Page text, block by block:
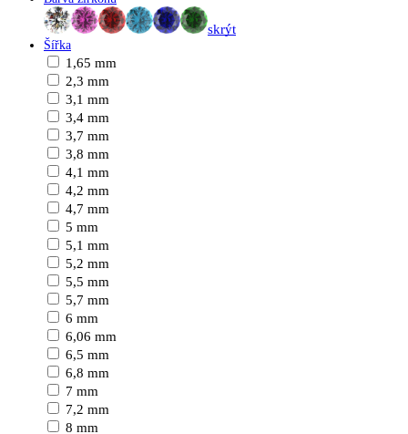
skrýt
Šířka
1,65 mm
2,3 mm
3,1 mm
3,4 mm
3,7 mm
3,8 mm
4,1 mm
4,2 mm
4,7 mm
5 mm
5,1 mm
5,2 mm
5,5 mm
5,7 mm
6 mm
6,06 mm
6,5 mm
6,8 mm
7 mm
7,2 mm
8 mm